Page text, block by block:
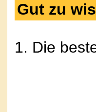
Gut zu
1. Die